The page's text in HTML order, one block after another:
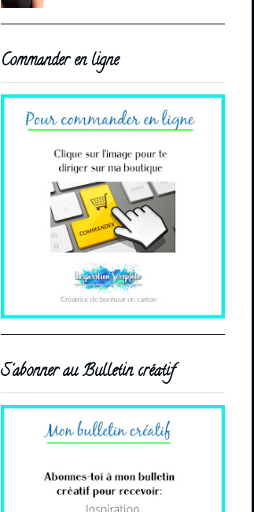
Commander en ligne
S'abonner au Bulletin créatif